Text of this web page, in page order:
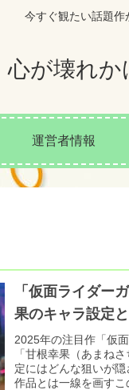
今すぐ観たい話題作
心が壊れか
運営者情報
「仮面ライダー
果のキャラ設定
2025年の注目作「仮
「甘根幸果（あまね
定にはどんな狙いが
作品とは一線を画すこ